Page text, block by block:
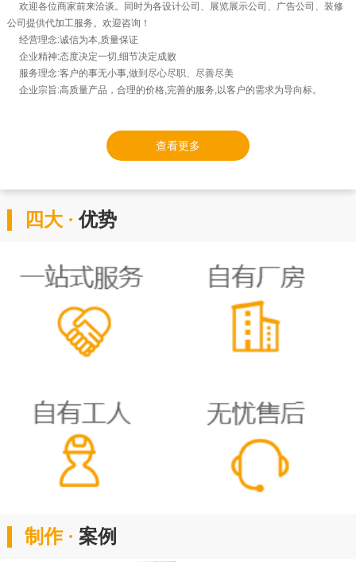
欢迎各位商家前来洽谈。同时为各设计公司、展览展示公司、广告公司、装修
公司提供代加工服务。欢迎咨询！
经营理念:诚信为本,质量保证
企业精神:态度决定一切,细节决定成败
服务理念:客户的事无小事,做到尽心尽职、尽善尽美
企业宗旨:高质量产品，合理的价格,完善的服务,以客户的需求为导向标。
查看更多
四大 ·优势
制作 · 案例